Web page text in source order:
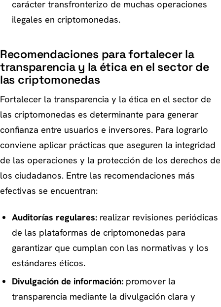
carácter transfronterizo de muchas operaciones
ilegales en criptomonedas.
Recomendaciones para fortalecer la
transparencia y la ética en el sector de
las criptomonedas
Fortalecer la transparencia y la ética en el sector de
las criptomonedas es determinante para generar
confianza entre usuarios e inversores. Para lograrlo
conviene aplicar prácticas que aseguren la integridad
de las operaciones y la protección de los derechos de
los ciudadanos. Entre las recomendaciones más
efectivas se encuentran:
Auditorías regulares:realizar revisiones periódicas
de las plataformas de criptomonedas para
garantizar que cumplan con las normativas y los
estándares éticos.
Divulgación de información:promover la
transparencia mediante la divulgación clara y